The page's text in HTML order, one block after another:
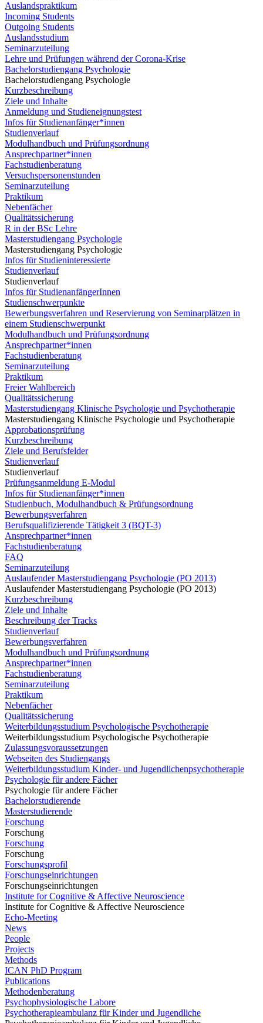
Auslandspraktikum
Incoming Students
Outgoing Students
Auslandsstudium
Seminarzuteilung
Lehre und Prüfungen während der Corona-Krise
Bachelorstudiengang Psychologie
Bachelorstudiengang Psychologie
Kurzbeschreibung
Ziele und Inhalte
Anmeldung und Studieneignungstest
Infos für Studienanfänger*innen
Studienverlauf
Modulhandbuch und Prüfungsordnung
Ansprechpartner*innen
Fachstudienberatung
Versuchspersonenstunden
Seminarzuteilung
Praktikum
Nebenfächer
Qualitätssicherung
R in der BSc Lehre
Masterstudiengang Psychologie
Masterstudiengang Psychologie
Infos für Studieninteressierte
Studienverlauf
Studienverlauf
Infos für StudienanfängerInnen
Studienschwerpunkte
Bewerbungsverfahren und Reservierung von Seminarplätzen in
einem Studienschwerpunkt
Modulhandbuch und Prüfungsordnung
Ansprechpartner*innen
Fachstudienberatung
Seminarzuteilung
Praktikum
Freier Wahlbereich
Qualitätssicherung
Masterstudiengang Klinische Psychologie und Psychotherapie
Masterstudiengang Klinische Psychologie und Psychotherapie
Approbationsprüfung
Kurzbeschreibung
Ziele und Berufsfelder
Studienverlauf
Studienverlauf
Prüfungsanmeldung E-Modul
Infos für Studienanfänger*innen
Studienbuch, Modulhandbuch & Prüfungsordnung
Bewerbungsverfahren
Berufsqualifizierende Tätigkeit 3 (BQT-3)
Ansprechpartner*innen
Fachstudienberatung
FAQ
Seminarzuteilung
Auslaufender Masterstudiengang Psychologie (PO 2013)
Auslaufender Masterstudiengang Psychologie (PO 2013)
Kurzbeschreibung
Ziele und Inhalte
Beschreibung der Tracks
Studienverlauf
Bewerbungsverfahren
Modulhandbuch und Prüfungsordnung
Ansprechpartner*innen
Fachstudienberatung
Seminarzuteilung
Praktikum
Nebenfächer
Qualitätssicherung
Weiterbildungsstudium Psychologische Psychotherapie
Weiterbildungsstudium Psychologische Psychotherapie
Zulassungsvoraussetzungen
Webseiten des Studiengangs
Weiterbildungsstudium Kinder- und Jugendlichenpsychotherapie
Psychologie für andere Fächer
Psychologie für andere Fächer
Bachelorstudierende
Masterstudierende
Forschung
Forschung
Forschung
Forschung
Forschungsprofil
Forschungseinrichtungen
Forschungseinrichtungen
Institute for Cognitive & Affective Neuroscience
Institute for Cognitive & Affective Neuroscience
Echo-Meeting
News
People
Projects
Methods
ICAN PhD Program
Publications
Methodenberatung
Psychophysiologische Labore
Psychotherapieambulanz für Kinder und Jugendliche